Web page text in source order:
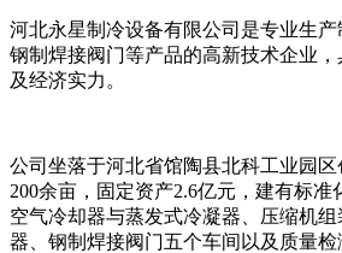
河北永星制冷设备有限公司是专业生产
钢制焊接阀门等产品的高新技术企业
及经济实力。
公司坐落于河北省馆陶县北科工业园
200余亩，固定资产2.6亿元，建有标准
空气冷却器与蒸发式冷凝器、压缩机
器、钢制焊接阀门五个车间以及质量检